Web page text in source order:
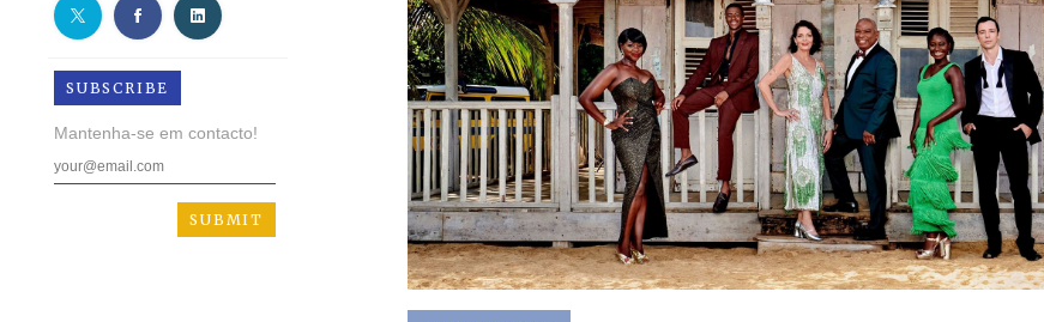
SUBSCRIBE
Mantenha-se em contacto!